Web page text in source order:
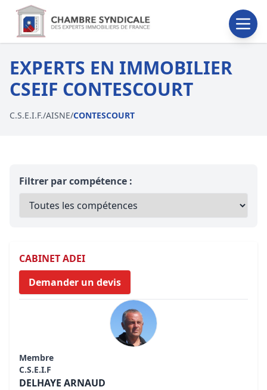
EXPERTS EN IMMOBILIER
CSEIF CONTESCOURT
C.S.E.I.F./AISNE/CONTESCOURT
Filtrer par compétence :
CABINET ADEI
Demander un devis
Membre
C.S.E.I.F
DELHAYE ARNAUD